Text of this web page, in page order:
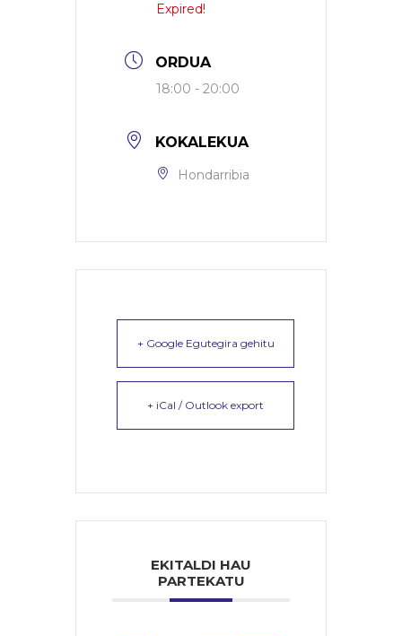
Expired!
ORDUA
18:00 - 20:00
KOKALEKUA
Hondarribia
+ Google Egutegira gehitu
+ iCal / Outlook export
EKITALDI HAU
PARTEKATU